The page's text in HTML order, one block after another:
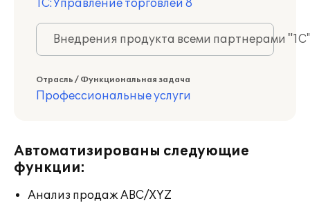
1С:Управление торговлей 8
Внедрения продукта всеми партнерами
Отрасль / Функциональная задача
Профессиональные услуги
Автоматизированы следующие
функции:
Анализ продаж ABC/XYZ